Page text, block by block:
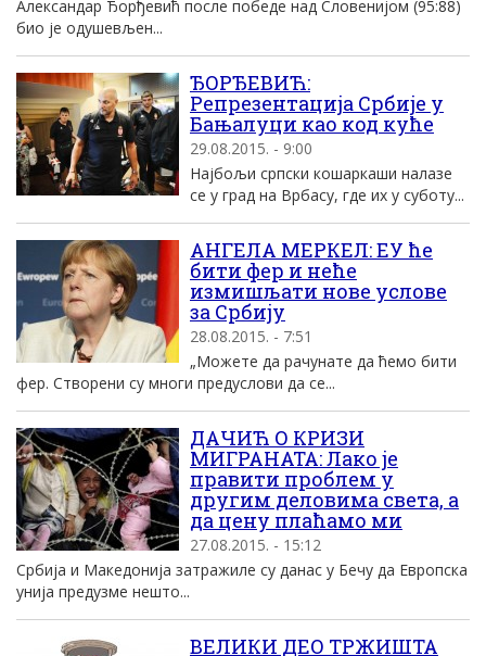
Александар Ђорђевић после победе над Словенијом (95:88)
био је одушевљен...
ЂОРЂЕВИЋ:
Репрезентација Србије у
Бањалуци као код куће
29.08.2015. - 9:00
Најбољи српски кошаркаши налазе
се у град на Врбасу, где их у суботу...
АНГЕЛА МЕРКЕЛ: ЕУ ће
бити фер и неће
измишљати нове услове
за Србију
28.08.2015. - 7:51
„Можете да рачунате да ћемо бити
фер. Створени су многи предуслови да се...
ДАЧИЋ О КРИЗИ
МИГРАНАТА: Лако је
правити проблем у
другим деловима света, а
да цену плаћамо ми
27.08.2015. - 15:12
Србија и Македонија затражиле су данас у Бечу да Европска
унија предузме нешто...
ВЕЛИКИ ДЕО ТРЖИШТА